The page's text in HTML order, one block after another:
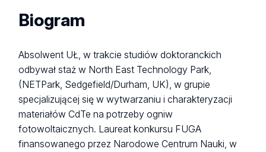
Biogram
Absolwent UŁ, w trakcie studiów doktoranckich
odbywał staż w North East Technology Park,
(NETPark, Sedgefield/Durham, UK), w grupie
specjalizującej się w wytwarzaniu i charakteryzacji
materiałów CdTe na potrzeby ogniw
fotowoltaicznych. Laureat konkursu FUGA
finansowanego przez Narodowe Centrum Nauki, w